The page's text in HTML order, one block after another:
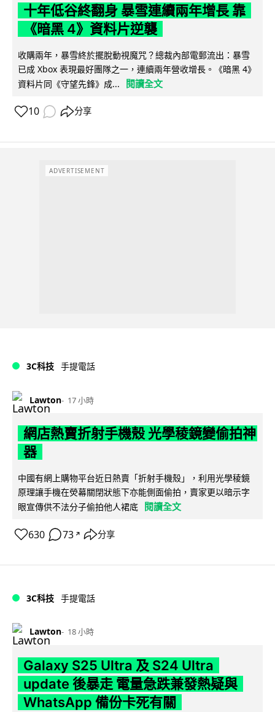
十年低谷終翻身 暴雪連續兩年增長 靠
《暗黑 4》資料片逆襲
收購兩年，暴雪終於擺脫動視魔咒？總裁內部電郵流出：暴雪
已成 Xbox 表現最好團隊之一，連續兩年營收增長。《暗黑 4》
資料片同《守望先鋒》成...
閱讀全文
10 分享
ADVERTISEMENT
3C科技 手提電話
Lawton 17 小時
網店熱賣折射手機殼 光學稜鏡變偷拍神
器
中國有網上購物平台近日熱賣「折射手機殼」，利用光學稜鏡
原理讓手機在熒幕關閉狀態下亦能側面偷拍，賣家更以暗示字
眼宣傳供不法分子偷拍他人裙底
閱讀全文
630 73 ↗ 分享
3C科技 手提電話
Lawton 18 小時
Galaxy S25 Ultra 及 S24 Ultra
update 後暴走 電量急跌兼發熱疑與
WhatsApp 備份卡死有關